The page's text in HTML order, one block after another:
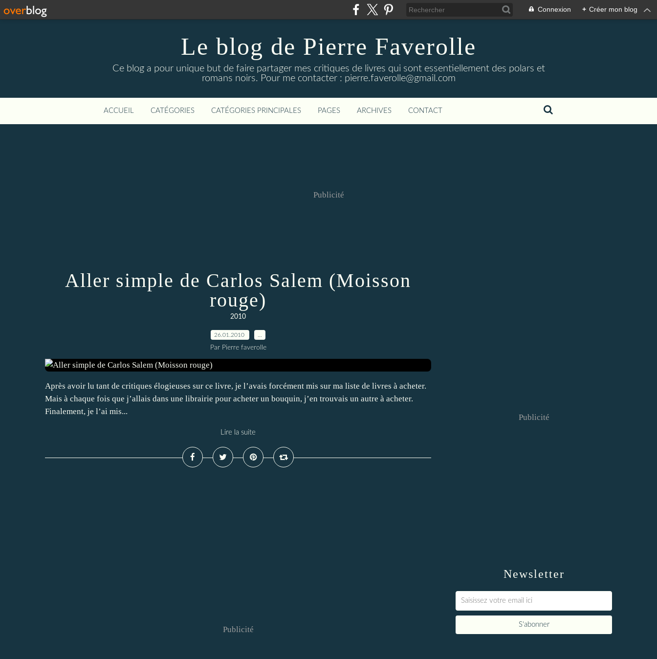
Connexion + Créer mon blog
Le blog de Pierre Faverolle
Ce blog a pour unique but de faire partager mes critiques de livres qui sont essentiellement des polars et
romans noirs. Pour me contacter : pierre.faverolle@gmail.com
ACCUEIL CATÉGORIES CATÉGORIES PRINCIPALES PAGES ARCHIVES CONTACT
Publicité
Aller simple de Carlos Salem (Moisson
rouge)
2010
26.01.2010
Par Pierre faverolle
Après avoir lu tant de critiques élogieuses sur ce livre, je l’avais forcément mis sur ma liste de livres à acheter.
Mais à chaque fois que j’allais dans une librairie pour acheter un bouquin, j’en trouvais un autre à acheter.
Finalement, je l’ai mis...
Lire la suite
Publicité
Newsletter
Publicité